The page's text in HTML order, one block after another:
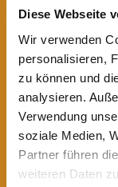
Diese Webseite
Wir verwenden
personalisieren,
zu können und
analysieren.
Verwendung
soziale Medien,
Partner führen
weiteren Daten